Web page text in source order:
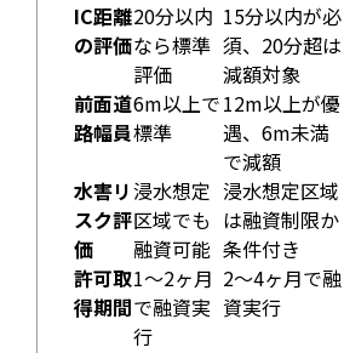
IC距離
の評価
20分以内
なら標準
評価
15分以内が必
須、20分超は
減額対象
前面道
路幅員
6m以上で
標準
12m以上が優
遇、6m未満
で減額
水害リ
スク評
価
浸水想定
区域でも
融資可能
浸水想定区域
は融資制限か
条件付き
許可取
得期間
1〜2ヶ月
で融資実
行
2〜4ヶ月で融
資実行